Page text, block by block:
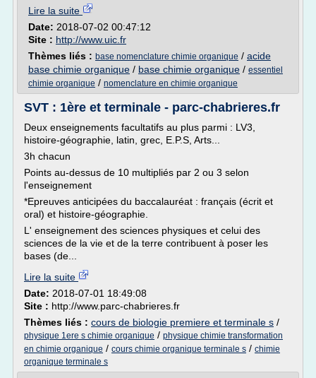
Lire la suite
Date: 2018-07-02 00:47:12
Site : http://www.uic.fr
Thèmes liés : base nomenclature chimie organique / acide
base chimie organique / base chimie organique / essentiel
chimie organique / nomenclature en chimie organique
SVT : 1ère et terminale - parc-chabrieres.fr
Deux enseignements facultatifs au plus parmi : LV3,
histoire-géographie, latin, grec, E.P.S, Arts...
3h chacun
Points au-dessus de 10 multipliés par 2 ou 3 selon
l'enseignement
*Epreuves anticipées du baccalauréat : français (écrit et
oral) et histoire-géographie.
L' enseignement des sciences physiques et celui des
sciences de la vie et de la terre contribuent à poser les
bases (de...
Lire la suite
Date: 2018-07-01 18:49:08
Site : http://www.parc-chabrieres.fr
Thèmes liés : cours de biologie premiere et terminale s /
physique 1ere s chimie organique / physique chimie transformation
en chimie organique / cours chimie organique terminale s / chimie
organique terminale s